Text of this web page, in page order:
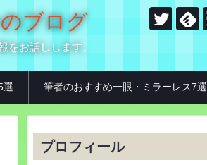
ブログ
お話しします。
選 筆者のおすすめ一眼・ミラーレス7選
プロフィール